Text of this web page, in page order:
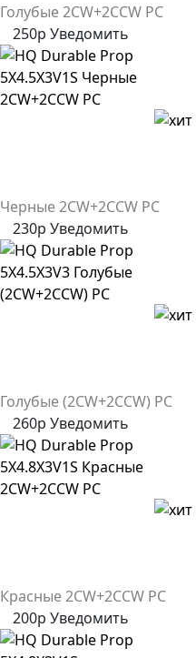
Голубые 2CW+2CCW PC
250р Уведомить
Черные 2CW+2CCW PC
230р Уведомить
Голубые (2CW+2CCW) PC
260р Уведомить
Красные 2CW+2CCW PC
200р Уведомить